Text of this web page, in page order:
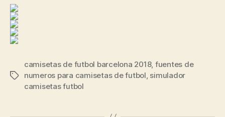
Etiquetas
camisetas de futbol barcelona 2018, fuentes de
numeros para camisetas de futbol, simulador
camisetas futbol